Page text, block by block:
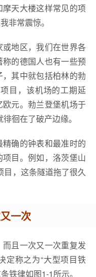
天大楼这样常见的项
非常震惊。
地区，我们在世界各
的德国人也有一些预
其中就包括柏林的勃
目，该机场的工期延
元。勃兰登堡机场于
徊在了破产边缘。
确的钟表和最准时的
目。例如，洛茨堡山
目，这条隧道拖了很久
一次
且一次又一次重复发
定称之为“大型项目铁
铁律如图1-1所示。